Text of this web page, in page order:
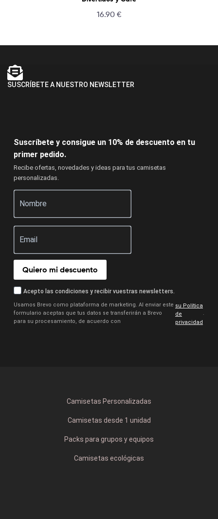
16.90 €
SUSCRÍBETE A NUESTRO NEWSLETTER
Suscríbete y consigue un 10% de descuento en tu
primer pedido.
Recibe ofertas, novedades y ideas para tus camisetas
personalizadas.
Quiero mi descuento
Acepto las condiciones y recibir vuestras newsletters.
Usamos Brevo como plataforma de marketing. Al enviar este
formulario aceptas que tus datos se transferirán a Brevo
para su procesamiento, de acuerdo con
su Política
de
privacidad
.
Camisetas Personalizadas
Camisetas desde 1 unidad
Packs para grupos y equipos
Camisetas ecológicas